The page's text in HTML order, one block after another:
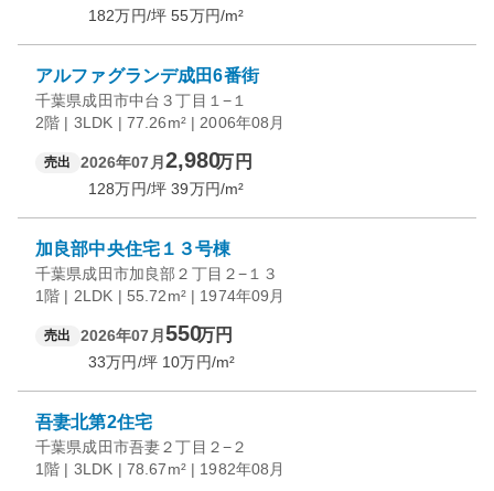
182万円/坪 55万円/m²
アルファグランデ成田6番街
千葉県成田市中台３丁目１−１
2階 | 3LDK | 77.26m² | 2006年08月
売出 2026年07月 2,980万円
128万円/坪 39万円/m²
加良部中央住宅１３号棟
千葉県成田市加良部２丁目２−１３
1階 | 2LDK | 55.72m² | 1974年09月
売出 2026年07月 550万円
33万円/坪 10万円/m²
吾妻北第2住宅
千葉県成田市吾妻２丁目２−２
1階 | 3LDK | 78.67m² | 1982年08月